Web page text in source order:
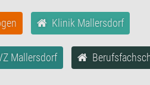
Klinik Mallersdorf
Mallersdorf